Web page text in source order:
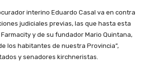
interino Eduardo Casal va en contra
judiciales previas, las que hasta esta
y de su fundador Mario Quintana,
los habitantes de nuestra Provincia”,
y senadores kirchneristas.